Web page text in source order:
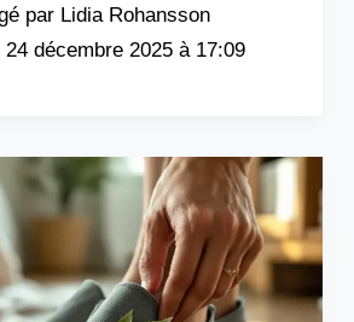
Lidia Rohansson
24 décembre 2025 à 17:09